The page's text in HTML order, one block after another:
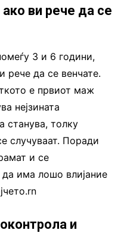
ако ви рече да се
3 и 6 години,
рече да се венчате.
е првиот маж
нејзината
станува, толку
случуваат. Поради
и се
има лошо влијание
и